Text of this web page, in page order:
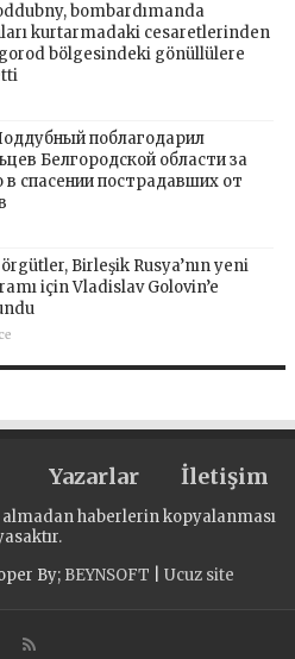
bombardımanda
kurtarmadaki cesaretlerinden
bölgesindeki gönüllülere
поблагодарил
Белгородской области за
спасении пострадавших от
örgütler, Birleşik Rusya’nın yeni
için Vladislav Golovin’e
Yazarlar İletişim
haberlerin kopyalanması
By; BEYNSOFT Ucuz site